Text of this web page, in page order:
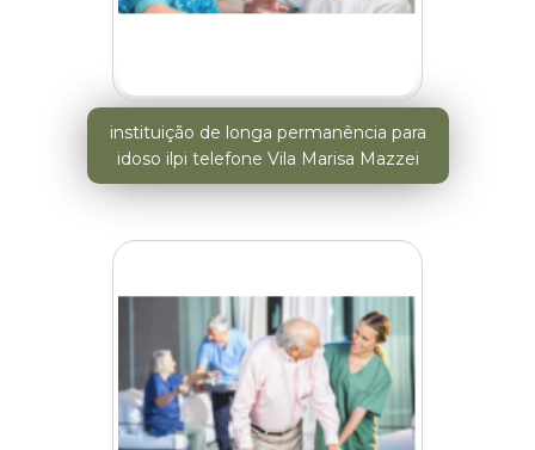
instituição de longa permanência para
idoso ilpi telefone Vila Marisa Mazzei